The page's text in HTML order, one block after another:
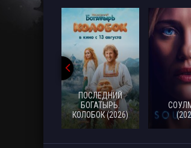
ПОСЛЕДНИЙ
БОГАТЫРЬ.
КОЛОБОК (2026)